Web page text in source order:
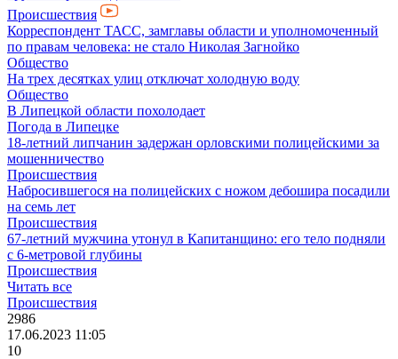
Происшествия
Корреспондент ТАСС, замглавы области и уполномоченный
по правам человека: не стало Николая Загнойко
Общество
На трех десятках улиц отключат холодную воду
Общество
В Липецкой области похолодает
Погода в Липецке
18-летний липчанин задержан орловскими полицейскими за
мошенничество
Происшествия
Набросившегося на полицейских с ножом дебошира посадили
на семь лет
Происшествия
67-летний мужчина утонул в Капитанщино: его тело подняли
с 6-метровой глубины
Происшествия
Читать все
Происшествия
2986
17.06.2023 11:05
10